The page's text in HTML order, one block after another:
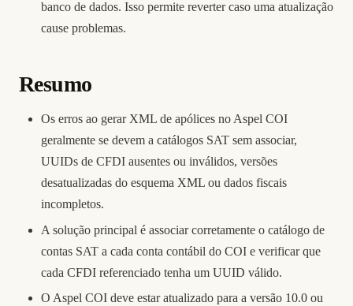
banco de dados. Isso permite reverter caso uma atualização
cause problemas.
Resumo
Os erros ao gerar XML de apólices no Aspel COI
geralmente se devem a catálogos SAT sem associar,
UUIDs de CFDI ausentes ou inválidos, versões
desatualizadas do esquema XML ou dados fiscais
incompletos.
A solução principal é associar corretamente o catálogo de
contas SAT a cada conta contábil do COI e verificar que
cada CFDI referenciado tenha um UUID válido.
O Aspel COI deve estar atualizado para a versão 10.0 ou